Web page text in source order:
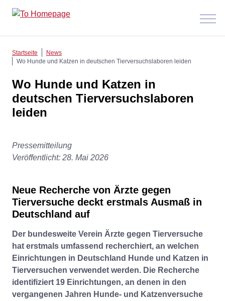
Menü
Startseite
News
Wo Hunde und Katzen in deutschen Tierversuchslaboren leiden
Wo Hunde und Katzen in
deutschen Tierversuchslaboren
leiden
Pressemitteilung
Veröffentlicht: 28. Mai 2026
Neue Recherche von Ärzte gegen
Tierversuche deckt erstmals Ausmaß in
Deutschland auf
Der bundesweite Verein Ärzte gegen Tierversuche
hat erstmals umfassend recherchiert, an welchen
Einrichtungen in Deutschland Hunde und Katzen in
Tierversuchen verwendet werden. Die Recherche
identifiziert 19 Einrichtungen, an denen in den
vergangenen Jahren Hunde- und Katzenversuche